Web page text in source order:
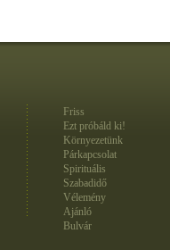
Friss
Ezt próbáld ki!
Környezetünk
Párkapcsolat
Spirituális
Szabadidő
Vélemény
Ajánló
Bulvár